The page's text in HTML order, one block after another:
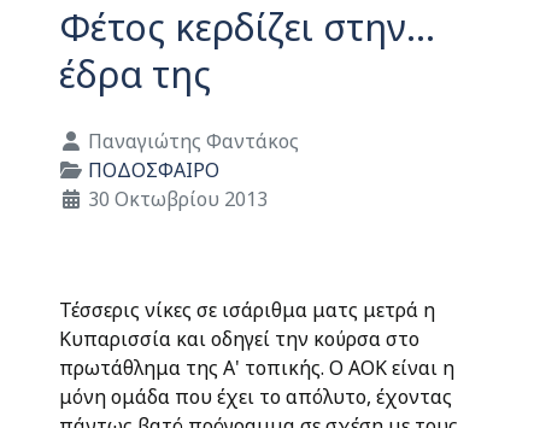
Φέτος κερδίζει στην…
έδρα της
Λεπτομέρειες
Παναγιώτης Φαντάκος
ΠΟΔΟΣΦΑΙΡΟ
30 Οκτωβρίου 2013
Τέσσερις νίκες σε ισάριθμα ματς μετρά η
Κυπαρισσία και οδηγεί την κούρσα στο
πρωτάθλημα της Α' τοπικής. Ο ΑΟΚ είναι η
μόνη ομάδα που έχει το απόλυτο, έχοντας